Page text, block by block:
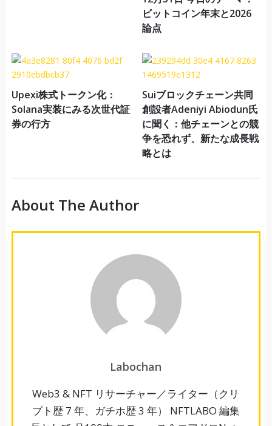
ビットコイン年末と2026
論点
Upexi株式トークン化：
Solana実装にみる次世代証
券の行方
Suiブロックチェーン共同
創設者Adeniyi Abiodun氏
に聞く：他チェーンとの競
争を恐れず、新たな成長戦
略とは
About The Author
Labochan
Web3 & NFT リサーチャー／ライター（クリ
プト歴 7 年、ガチホ歴 3 年） NFTLABO 編集